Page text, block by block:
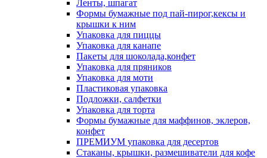
Ленты, шпагат
Формы бумажные под пай-пирог,кексы и
крышки к ним
Упаковка для пиццы
Упаковка для канапе
Пакеты для шоколада,конфет
Упаковка для пряников
Упаковка для моти
Пластиковая упаковка
Подложки, салфетки
Упаковка для торта
Формы бумажные для маффинов, эклеров,
конфет
ПРЕМИУМ упаковка для десертов
Стаканы, крышки, размешиватели для кофе